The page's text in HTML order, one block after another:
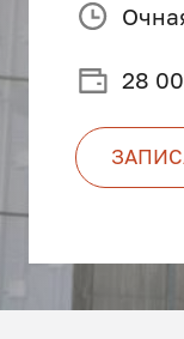
28